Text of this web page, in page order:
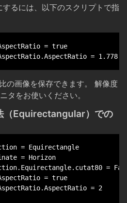
るには、以下のスクリプトで指
= true
= 1.778
の画像を保存できます。 解像度
タをお使いください。
（Equirectangular）での
= Equirectangle
= Horizon
=
= true
= 2